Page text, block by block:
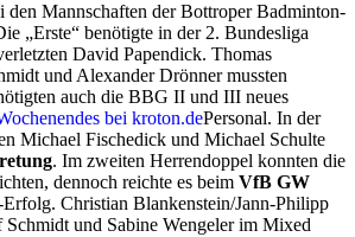
den Mannschaften der Bottroper Badminton-
„Erste“ benötigte in der 2. Bundesliga
David Papendick. Thomas
und Alexander Drönner mussten
auch die BBG II und III neues
Personal. In der
Michael Fischedick und Michael Schulte
. Im zweiten Herrendoppel konnten die
dennoch reichte es beim VfB GW
Erfolg. Christian Blankenstein/Jann-Philipp
und Sabine Wengeler im Mixed